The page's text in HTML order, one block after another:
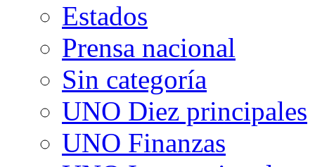
Estados
Prensa nacional
Sin categoría
UNO Diez principales
UNO Finanzas